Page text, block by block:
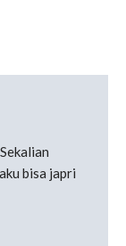
bisa japri